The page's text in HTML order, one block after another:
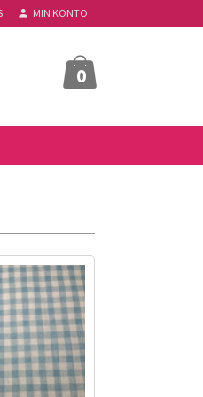
MIN KONTO
0